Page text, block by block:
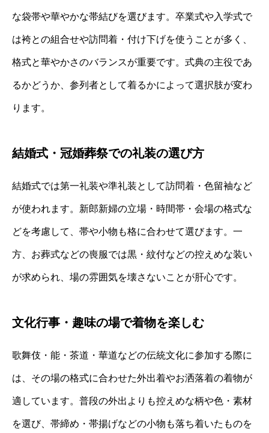
な袋帯や華やかな帯結びを選びます。卒業式や入学式で
は袴との組合せや訪問着・付け下げを使うことが多く、
格式と華やかさのバランスが重要です。式典の主役であ
るかどうか、参列者として着るかによって選択肢が変わ
ります。
結婚式・冠婚葬祭での礼装の選び方
結婚式では第一礼装や準礼装として訪問着・色留袖など
が使われます。新郎新婦の立場・時間帯・会場の格式な
どを考慮して、帯や小物も格に合わせて選びます。一
方、お葬式などの喪服では黒・紋付などの控えめな装い
が求められ、場の雰囲気を壊さないことが肝心です。
文化行事・趣味の場で着物を楽しむ
歌舞伎・能・茶道・華道などの伝統文化に参加する際に
は、その場の格式に合わせた外出着やお洒落着の着物が
適しています。普段の外出よりも控えめな柄や色・素材
を選び、帯締め・帯揚げなどの小物も落ち着いたものを